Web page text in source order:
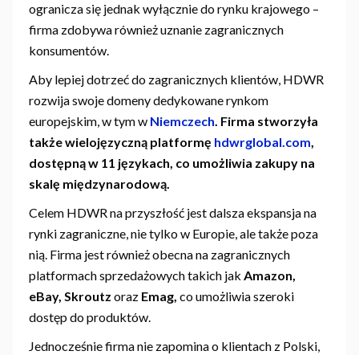
ogranicza się jednak wyłącznie do rynku krajowego –
firma zdobywa również uznanie zagranicznych
konsumentów.
Aby lepiej dotrzeć do zagranicznych klientów, HDWR
rozwija swoje domeny dedykowane rynkom
europejskim, w tym w Niemczech. Firma stworzyła
także wielojęzyczną platformę hdwrglobal.com,
dostępną w 11 językach, co umożliwia zakupy na
skalę międzynarodową.
Celem HDWR na przyszłość jest dalsza ekspansja na
rynki zagraniczne, nie tylko w Europie, ale także poza
nią. Firma jest również obecna na zagranicznych
platformach sprzedażowych takich jak Amazon,
eBay, Skroutz oraz Emag, co umożliwia szeroki
dostęp do produktów.
Jednocześnie firma nie zapomina o klientach z Polski,